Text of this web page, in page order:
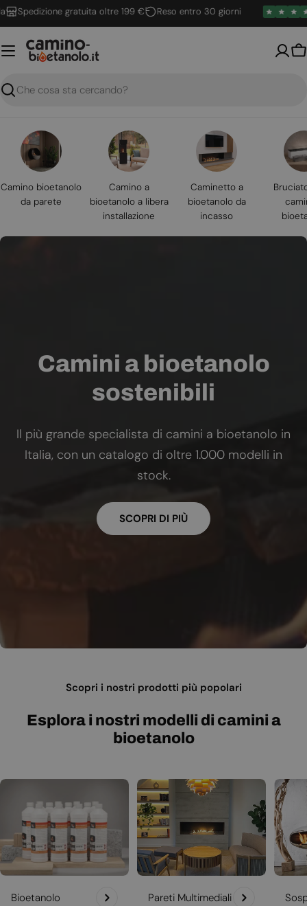
Vai
al
contenuto
gratuita oltre 199 € Reso entro 30 giorni
Ricerca
Camino bioetanolo
da parete
Camino a
bioetanolo a libera
installazione
Caminetto a
bioetanolo da
incasso
Camini a bioetanolo
sostenibili
Il più grande specialista di camini a bioetanolo in
Italia, con un catalogo di oltre 1.000 modelli in
stock.
SCOPRI DI PIÙ
Scopri i nostri prodotti più popolari
Esplora i nostri modelli di camini a
bioetanolo
Bioetanolo Pareti Multimediali